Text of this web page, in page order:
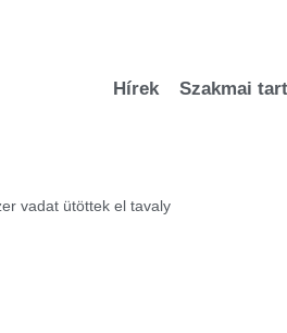
Hírek Szakmai
vadat ütöttek el tavaly